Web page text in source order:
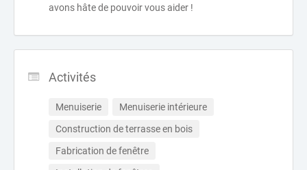
avons hâte de pouvoir vous aider !
Activités
Menuiserie
Menuiserie intérieure
Construction de terrasse en bois
Fabrication de fenêtre